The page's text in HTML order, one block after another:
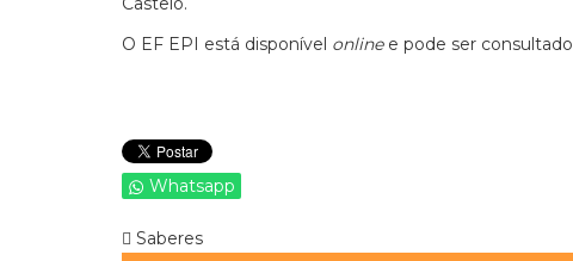
O EF EPI está disponível onlinee pode ser consultado
Whatsapp
Saberes